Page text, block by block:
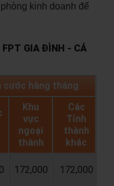
kinh doanh để
FPT GIA ĐÌNH - CÁ
cước hàng tháng
Khu
vực
ngoại
thành
Các
Tỉnh
thành
khác
172,000 172,000